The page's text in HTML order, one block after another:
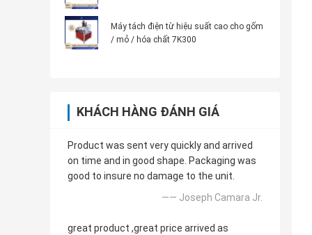
Máy tách điện từ hiệu suất cao cho gốm
/ mỏ / hóa chất 7K300
KHÁCH HÀNG ĐÁNH GIÁ
Product was sent very quickly and arrived
on time and in good shape. Packaging was
good to insure no damage to the unit.
—— Joseph Camara Jr.
great product ,great price arrived as